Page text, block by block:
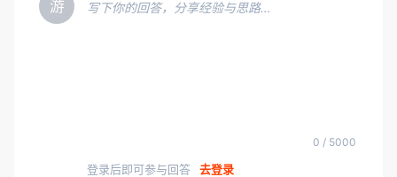
游 写下你的回答，分享经验与思路…
0 / 5000
登录后即可参与回答 去登录